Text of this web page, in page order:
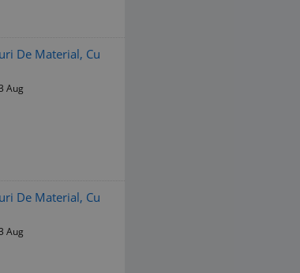
De Material, Cu
Aug
De Material, Cu
Aug